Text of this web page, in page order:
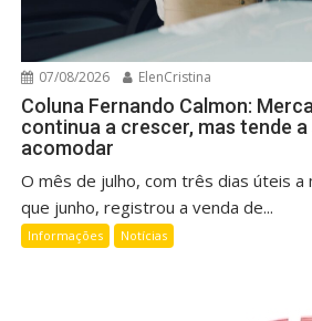
07/08/2026 ElenCristina
Coluna Fernando Calmon:
continua a crescer, mas tende a
acomodar
O mês de julho, com três dias úteis a
que junho, registrou a venda de...
Informações Notícias